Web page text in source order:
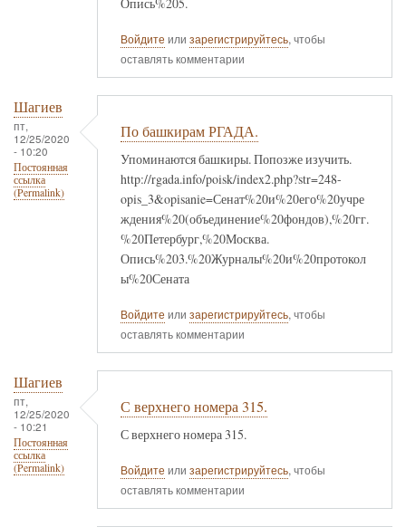
Войдите или зарегистрируйтесь, чтобы
оставлять комментарии
Шагиев
пт,
12/25/2020
- 10:20
Постоянная
ссылка
(Permalink)
По башкирам РГАДА.
Упоминаются башкиры. Попозже изучить.
http://rgada.info/poisk/index2.php?str=248-
opis_3&opisanie=Сенат%20и%20его%20учре
ждения%20(объединение%20фондов),%20гг.
%20Петербург,%20Москва.
Опись%203.%20Журналы%20и%20протокол
ы%20Сената
Войдите или зарегистрируйтесь, чтобы
оставлять комментарии
Шагиев
пт,
12/25/2020
- 10:21
Постоянная
ссылка
(Permalink)
С верхнего номера 315.
С верхнего номера 315.
Войдите или зарегистрируйтесь, чтобы
оставлять комментарии